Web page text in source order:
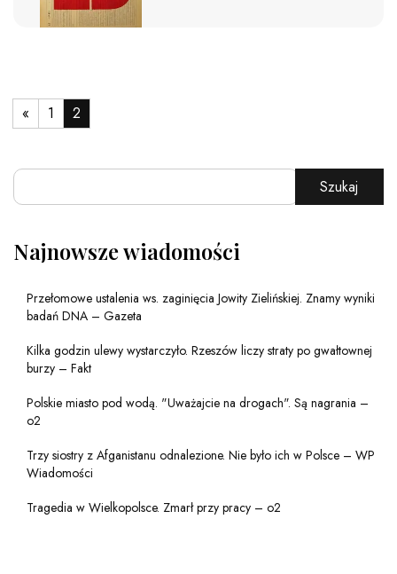
« 1 2
Szukaj
Najnowsze wiadomości
Przełomowe ustalenia ws. zaginięcia Jowity Zielińskiej. Znamy wyniki
badań DNA – Gazeta
Kilka godzin ulewy wystarczyło. Rzeszów liczy straty po gwałtownej
burzy – Fakt
Polskie miasto pod wodą. "Uważajcie na drogach". Są nagrania –
o2
Trzy siostry z Afganistanu odnalezione. Nie było ich w Polsce – WP
Wiadomości
Tragedia w Wielkopolsce. Zmarł przy pracy – o2